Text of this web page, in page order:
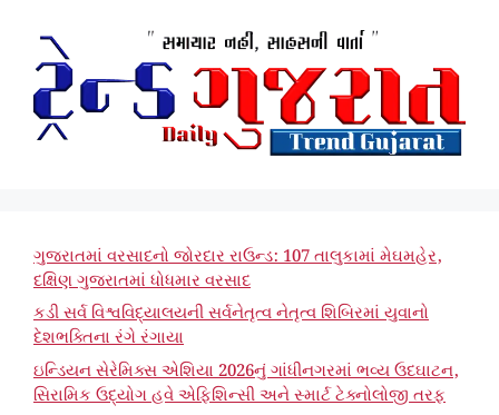
ગુજરાતમાં વરસાદનો જોરદાર રાઉન્ડ: 107 તાલુકામાં મેઘમહેર,
દક્ષિણ ગુજરાતમાં ધોધમાર વરસાદ
કડી સર્વ વિશ્વવિદ્યાલયની સર્વનેતૃત્વ નેતૃત્વ શિબિરમાં યુવાનો
દેશભક્તિના રંગે રંગાયા
ઇન્ડિયન સેરેમિક્સ એશિયા 2026નું ગાંધીનગરમાં ભવ્ય ઉદઘાટન,
સિરામિક ઉદ્યોગ હવે એફિશિન્સી અને સ્માર્ટ ટેક્નોલોજી તરફ